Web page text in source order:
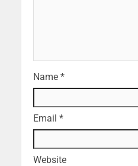
Name *
Email *
Website